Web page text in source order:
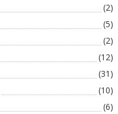
(2)
(5)
(2)
(12)
(31)
(10)
(6)